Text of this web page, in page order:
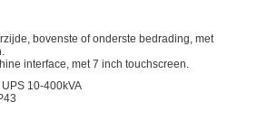
bovenste of onderste bedrading, met
interface, met 7 inch touchscreen.